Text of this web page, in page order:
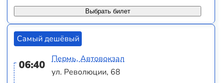
Выбрать билет
Самый дешёвый
06:40
Пермь, Автовокзал
ул. Революции, 68